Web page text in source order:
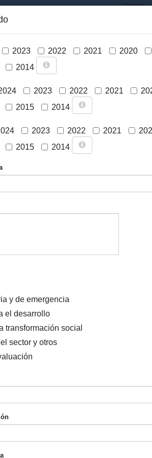
Cargar mapa
2023 2022 2021
2020
2014
2023 2022 2021
2015 2014
2023 2022 2021
2015 2014
y de emergencia
el desarrollo
transformación social
sector y otros
VIGENTES EN 2015.
957 PROYECTOS
Entidad
financiadora
Entidad
Vasco
y
Mundi